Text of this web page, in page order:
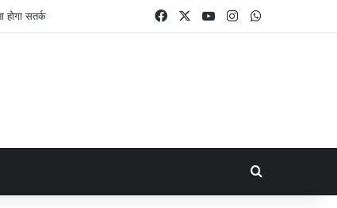
सतर्क FacebookYouTubeInstagram
Search for